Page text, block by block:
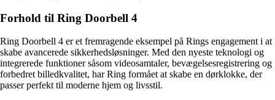
Forhold til Ring Doorbell 4
Ring Doorbell 4 er et fremragende eksempel på Rings engagement i at
skabe avancerede sikkerhedsløsninger. Med den nyeste teknologi og
integrerede funktioner såsom videosamtaler, bevægelsesregistrering og
forbedret billedkvalitet, har Ring formået at skabe en dørklokke, der
passer perfekt til moderne hjem og livsstil.